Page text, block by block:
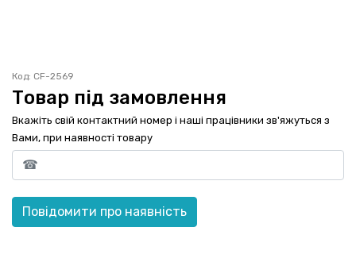
Код: CF-2569
Товар під замовлення
Вкажіть свій контактний номер і наші працівники зв'яжуться з
Вами, при наявності товару
Повідомити про наявність